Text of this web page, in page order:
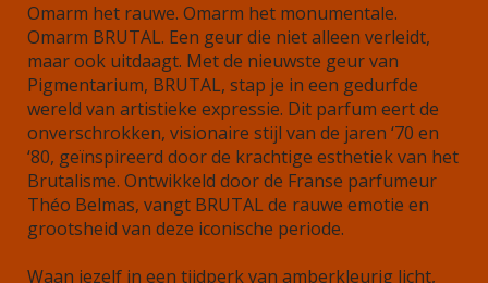
Omarm het rauwe. Omarm het monumentale.
Omarm BRUTAL. Een geur die niet alleen verleidt,
maar ook uitdaagt. Met de nieuwste geur van
Pigmentarium, BRUTAL, stap je in een gedurfde
wereld van artistieke expressie. Dit parfum eert de
onverschrokken, visionaire stijl van de jaren ‘70 en
‘80, geïnspireerd door de krachtige esthetiek van het
Brutalisme. Ontwikkeld door de Franse parfumeur
Théo Belmas, vangt BRUTAL de rauwe emotie en
grootsheid van deze iconische periode.
Waan jezelf in een tijdperk van amberkleurig licht,